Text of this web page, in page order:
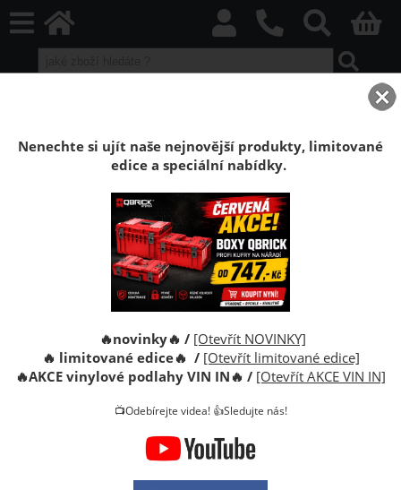
Sestava Qbrick System PRO Set 1 2.0 Plus
Qbrick System PRO Set 1 Plus je sada kufrů na nářadí.
Sestava tří kufrů na pojízdné základně.
Nenechte si ujít naše nejnovější produkty, limitované
edice a speciální nabídky.
🔥novinky🔥 / [Otevřít NOVINKY]
🔥 limitované edice🔥 / [Otevřít limitované edice]
🔥AKCE vinylové podlahy VIN IN🔥 / [Otevřít AKCE VIN IN]
📺Odebírejte videa! 👍Sledujte nás!